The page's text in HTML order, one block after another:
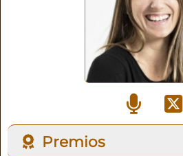
Premios